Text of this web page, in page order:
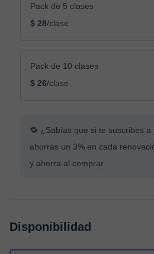
Pack de 5 clases
$ 28/clase
Pack de 10 clases
$ 26/clase
🔁 ¿Sabías que si te suscribes a
ahorras un 3% en cada
y ahorra al comprar.
Disponibilidad